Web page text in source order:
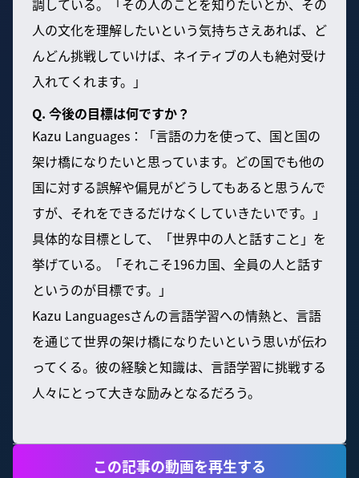
人の文化を理解したいという気持ちさえあれば、ど
んどん挑戦していけば、ネイティブの人も絶対受け
入れてくれます。」
Q. 今後の目標は何ですか？
Kazu Languages：「言語の力を使って、国と国の
架け橋になりたいと思っています。どの国でも他の
国に対する誤解や偏見がどうしてもあると思うんで
すが、それをできるだけなくしていきたいです。」
具体的な目標として、「世界中の人と話すこと」を
挙げている。「それこそ196カ国、全員の人と話す
というのが目標です。」
Kazu Languagesさんの言語学習への情熱と、言語
を通じて世界の架け橋になりたいという思いが伝わ
ってくる。彼の経験と知識は、言語学習に挑戦する
人々にとって大きな励みとなるだろう。
この記事の動画を再生する